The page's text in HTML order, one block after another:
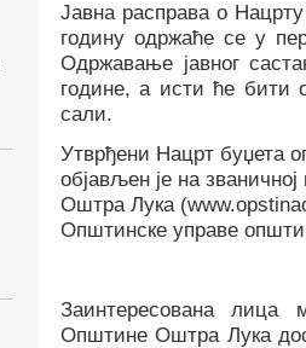
Јавна расправа о
годину одржаће се у
Одржавање јавног
године, а исти ће бити
сали.
Утврђени Нацрт буџета
објављен је на
Оштра Лука
Општинске управе
Заинтересована
Општине Оштра Лука